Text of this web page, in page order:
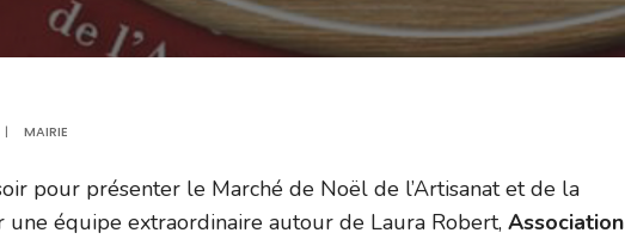
| MAIRIE
pour présenter le Marché de Noël de l’Artisanat et de la
une équipe extraordinaire autour de Laura Robert, Association